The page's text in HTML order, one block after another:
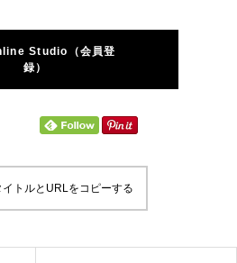
Studio（会員登
録）
イトルとURLをコピーする